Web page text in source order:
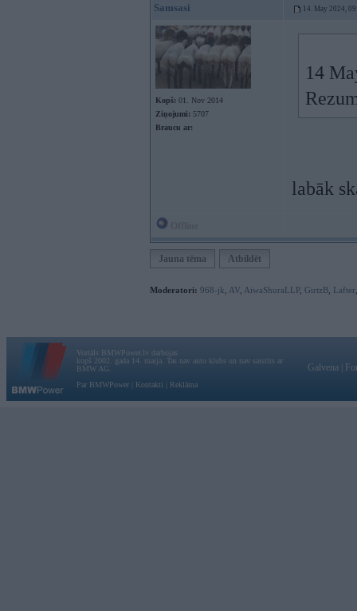
Samsasi 14. May 2024,
Kopš: 01. Nov 2014
Ziņojumi: 5707
Braucu ar:
14
labāk
Jauna tēma Atbildēt
Moderatori: 968-jk AV AiwaShuraLLP, GirtzB Lafter
Vortāls BMWPower.lv darbojas
kopš 2002. gada 14. maija. Tas nav auto klubs un nav saistīts ar
BMW AG.
Par BMWPower
Kontakti Reklāma
Galvena